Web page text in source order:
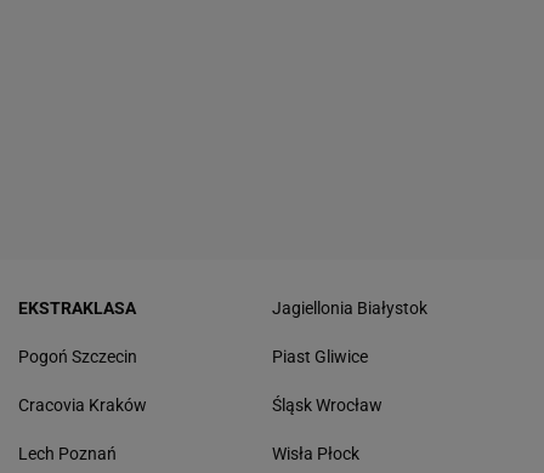
EKSTRAKLASA
Pogoń Szczecin
Cracovia Kraków
Lech Poznań
Jagiellonia Białystok
Piast Gliwice
Śląsk Wrocław
Wisła Płock